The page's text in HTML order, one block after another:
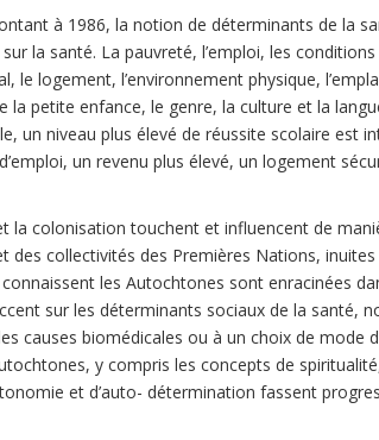
à 1986, la notion de déterminants de la
la santé. La pauvreté, l’emploi, les
le logement, l’environnement physique,
la petite enfance, le genre, la culture et la
un niveau plus élevé de réussite scolaire est
un revenu plus élevé, un logement
la colonisation touchent et influencent de
des collectivités des Premières Nations,
les Autochtones sont enracinées
sur les déterminants sociaux de la santé,
causes biomédicales ou à un choix de mode
y compris les concepts de
et d’auto- détermination fassent